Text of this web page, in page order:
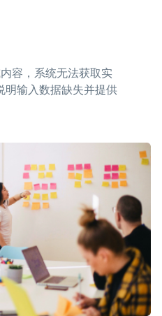
容，系统无法获取实
明输入数据缺失并提供